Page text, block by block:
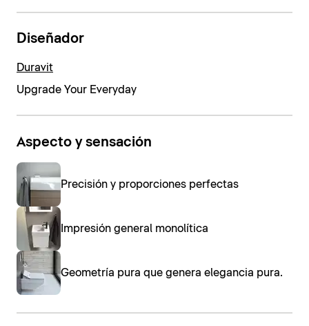
Diseñador
Duravit
Upgrade Your Everyday
Aspecto y sensación
Precisión y proporciones perfectas
Impresión general monolítica
Geometría pura que genera elegancia pura.